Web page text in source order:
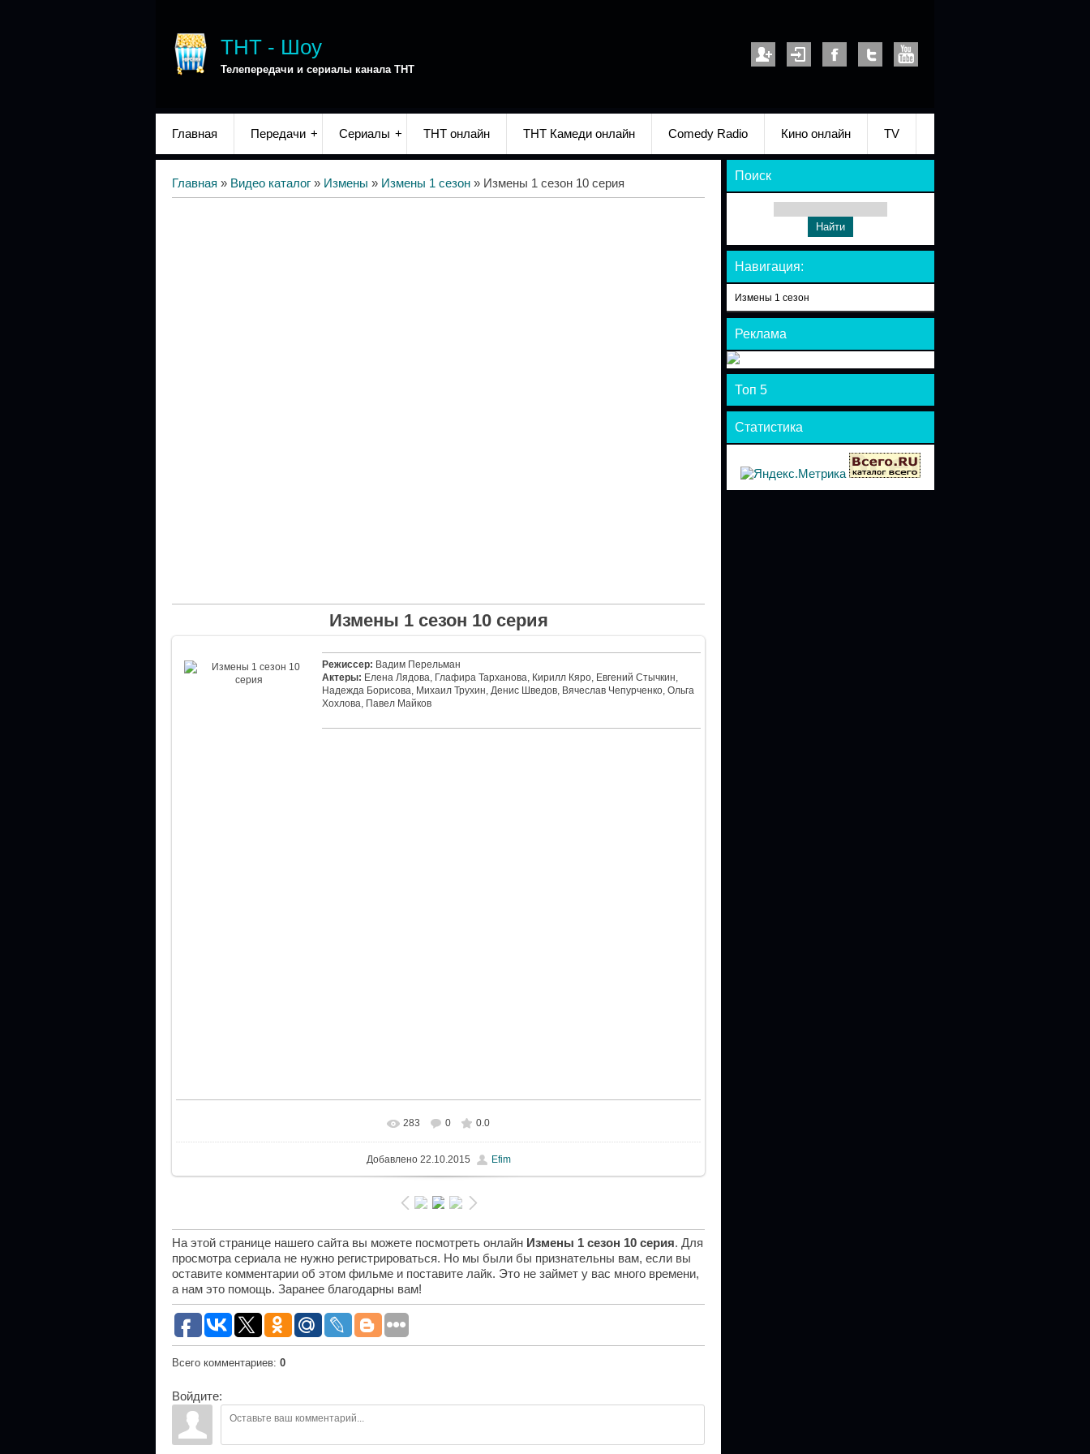
ТНТ - Шоу
Телепередачи и сериалы канала ТНТ
Главная Передачи Сериалы ТНТ онлайн ТНТ Камеди онлайн Comedy Radio Кино онлайн TV
Главная » Видео каталог » Измены » Измены 1 сезон » Измены 1 сезон 10 серия
Измены 1 сезон 10 серия
Режиссер: Вадим Перельман
Актеры: Елена Лядова, Глафира Тарханова, Кирилл Кяро, Евгений Стычкин,
Надежда Борисова, Михаил Трухин, Денис Шведов, Вячеслав Чепурченко, Ольга
Хохлова, Павел Майков
283 0 0.0
Добавлено22.10.2015 Efim
На этой странице нашего сайта вы можете посмотреть онлайн Измены 1 сезон 10 серия. Для
просмотра сериала не нужно регистрироваться. Но мы были бы признательны вам, если вы
оставите комментарии об этом фильме и поставите лайк. Это не займет у вас много времени,
а нам это помощь. Заранее благодарны вам!
Всего комментариев: 0
Войдите:
Поиск
Навигация:
Измены 1 сезон
Реклама
Топ 5
Статистика